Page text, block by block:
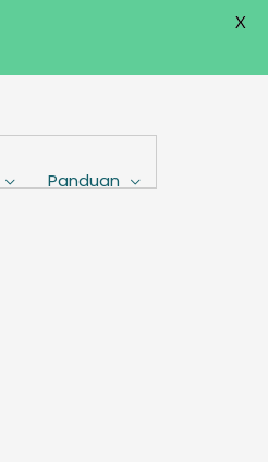
Panduan
X